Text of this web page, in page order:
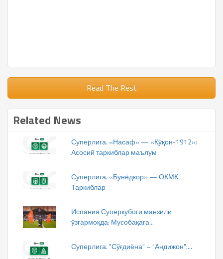
Read The Rest
Related News
Суперлига. «Насаф» — «Қўқон-1912»:
Асосий таркиблар маълум
Суперлига. «Бунёдкор» — ОКМК.
Таркиблар
Испания Суперкубоги манзили
ўзгармоқда: Мусобақага...
Суперлига. "Сўғдиёна" – "Андижон":...